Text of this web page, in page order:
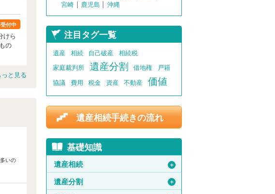
付中
けら
の
と見る
いの
宮崎
鹿児島 沖縄
注目タグ一覧
遺産 相続 自己破産
相続税
家庭裁判所
遺産分割 借地権 戸籍
協議 費用 税金 資産 不動産 価値
遺産相続手続きの流れ
基礎知識
遺産相続 ＋
遺産分割 ＋